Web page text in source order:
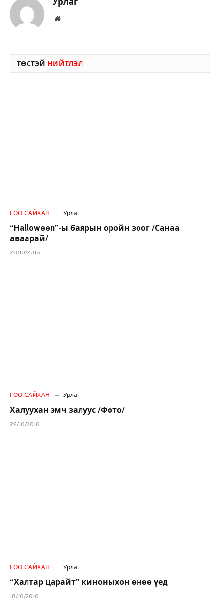
Урлаг
Вэбсайт
ТӨСТЭЙ НИЙТЛЭЛ
ГОО САЙХАН Урлаг
“Halloween”-ы баярын оройн зоог /Санаа
аваарай/
28/10/2016
ГОО САЙХАН Урлаг
Халуухан эмч залуус /Фото/
22/10/2016
ГОО САЙХАН Урлаг
“Халтар царайт” киноныхон өнөө үед
18/10/2016